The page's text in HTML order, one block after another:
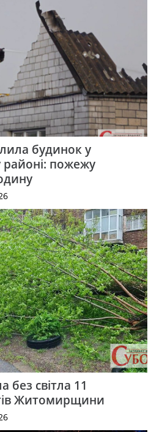
будинок у
пожежу
світла 11
Житомирщини